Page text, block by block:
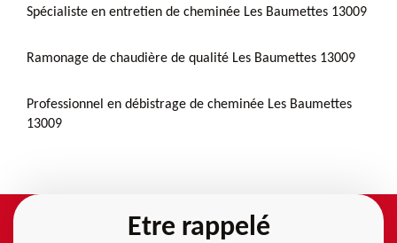
Spécialiste en entretien de cheminée Les Baumettes 13009
Ramonage de chaudière de qualité Les Baumettes 13009
Professionnel en débistrage de cheminée Les Baumettes
13009
Etre rappelé